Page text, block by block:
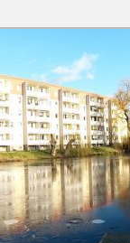
Yorckgebiet